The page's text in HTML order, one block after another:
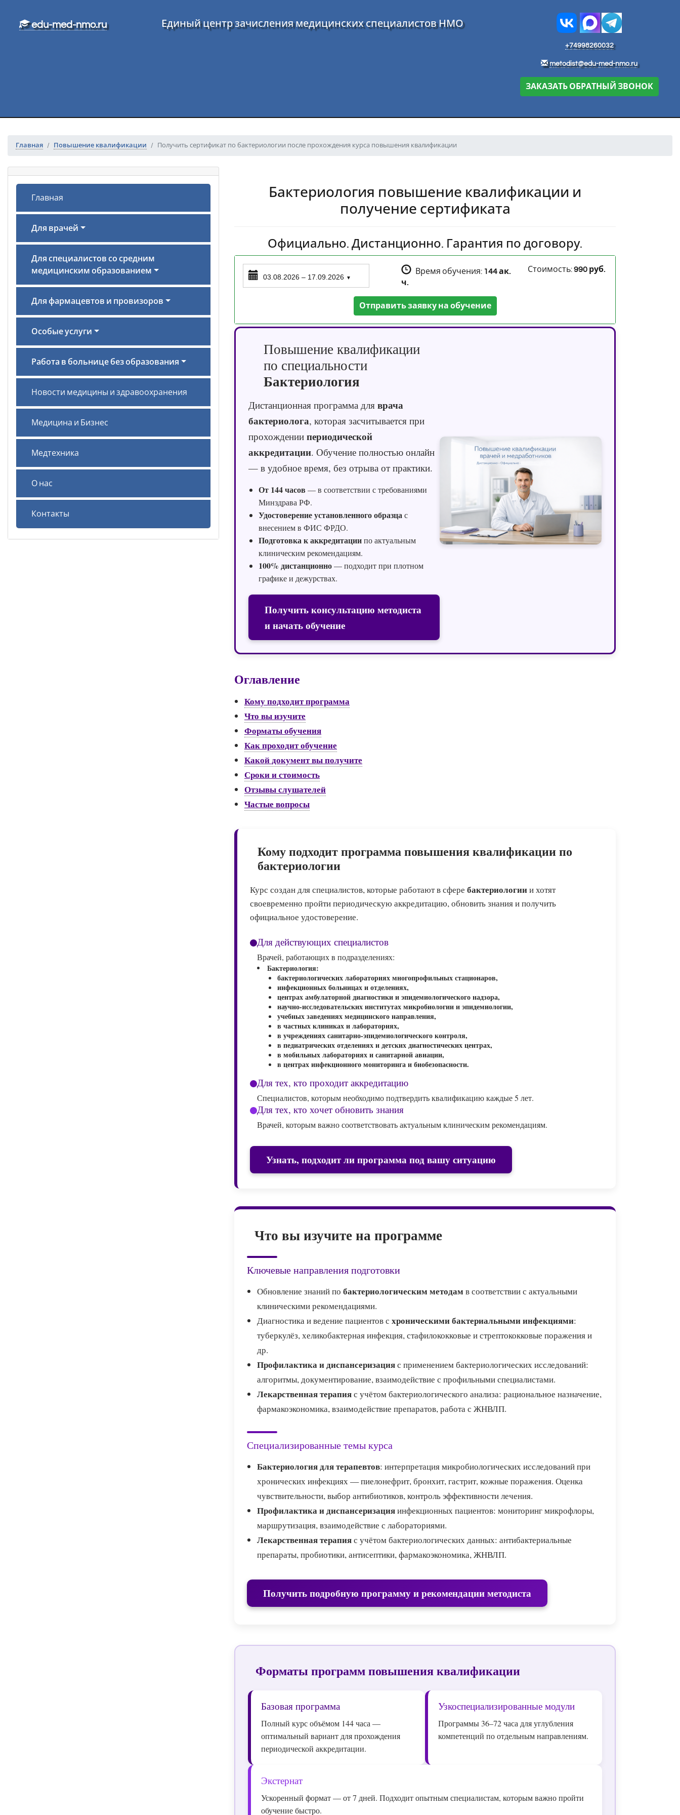
edu-med-nmo.ru Единый центр зачисления медицинских специалистов НМО
+74998260032
metodist@edu-med-nmo.ru
ЗАКАЗАТЬ ОБРАТНЫЙ ЗВОНОК
Главная Повышение квалификации Получить сертификат по бактериологии после прохождения курса повышения квалификации
Главная
Для врачей
Для специалистов со средним
медицинским образованием
Для фармацевтов и провизоров
Особые услуги
Работа в больнице без образования
Новости медицины и здравоохранения
Медицина и Бизнес
Медтехника
О нас
Контакты
Бактериология повышение квалификации и
получение сертификата
Официально. Дистанционно. Гарантия по договору.
03.08.2026 – 17.09.2026 ▼
Время обучения: 144 ак.
ч.
Стоимость:990 руб.
Отправить заявку на обучение
Повышение квалификации
по специальности
Бактериология
Дистанционная программа для врача
бактериолога, которая засчитывается при
прохождении периодической
аккредитации. Обучение полностью онлайн
— в удобное время, без отрыва от практики.
От 144 часов — в соответствии с требованиями
Минздрава РФ.
Удостоверение установленного образцас
внесением в ФИС ФРДО.
Подготовка к аккредитациипо актуальным
клиническим рекомендациям.
100% дистанционно— подходит при плотном
графике и дежурствах.
Получить консультацию методиста
и начать обучение
Оглавление
Кому подходит программа
Что вы изучите
Форматы обучения
Как проходит обучение
Какой документ вы получите
Сроки и стоимость
Отзывы слушателей
Частые вопросы
Кому подходит программа повышения квалификации по
бактериологии
Курс создан для специалистов, которые работают в сфере бактериологиии хотят
своевременно пройти периодическую аккредитацию, обновить знания и получить
официальное удостоверение.
Для действующих специалистов
Врачей, работающих в подразделениях:
Бактериология:
бактериологических лабораториях многопрофильных стационаров,
инфекционных больницах и отделениях,
центрах амбулаторной диагностики и эпидемиологического надзора,
научно-исследовательских институтах микробиологии и эпидемиологии,
учебных заведениях медицинского направления,
в частных клиниках и лабораториях,
в учреждениях санитарно-эпидемиологического контроля,
в педиатрических отделениях и детских диагностических центрах,
в мобильных лабораториях и санитарной авиации,
в центрах инфекционного мониторинга и биобезопасности.
Для тех, кто проходит аккредитацию
Специалистов, которым необходимо подтвердить квалификацию каждые 5 лет.
Для тех, кто хочет обновить знания
Врачей, которым важно соответствовать актуальным клиническим рекомендациям.
Узнать, подходит ли программа под вашу ситуацию
Что вы изучите на программе
Ключевые направления подготовки
Обновление знаний по бактериологическим методам в соответствии с актуальными
клиническими рекомендациями.
Диагностика и ведение пациентов с хроническими бактериальными инфекциями:
туберкулёз, хеликобактерная инфекция, стафилококковые и стрептококковые поражения и
др.
Профилактика и диспансеризацияс применением бактериологических исследований:
алгоритмы, документирование, взаимодействие с профильными специалистами.
Лекарственная терапияс учётом бактериологического анализа: рациональное назначение,
фармакоэкономика, взаимодействие препаратов, работа с ЖНВЛП.
Специализированные темы курса
Бактериология для терапевтов: интерпретация микробиологических исследований при
хронических инфекциях — пиелонефрит, бронхит, гастрит, кожные поражения. Оценка
чувствительности, выбор антибиотиков, контроль эффективности лечения.
Профилактика и диспансеризацияинфекционных пациентов: мониторинг микрофлоры,
маршрутизация, взаимодействие с лабораториями.
Лекарственная терапияс учётом бактериологических данных: антибактериальные
препараты, пробиотики, антисептики, фармакоэкономика, ЖНВЛП.
Получить подробную программу и рекомендации методиста
Форматы программ повышения квалификации
Базовая программа
Полный курс объёмом 144 часа —
оптимальный вариант для прохождения
периодической аккредитации.
Узкоспециализированные модули
Программы 36–72 часа для углубления
компетенций по отдельным направлениям.
Экстернат
Ускоренный формат — от 7 дней. Подходит опытным специалистам, которым важно пройти
обучение быстро.